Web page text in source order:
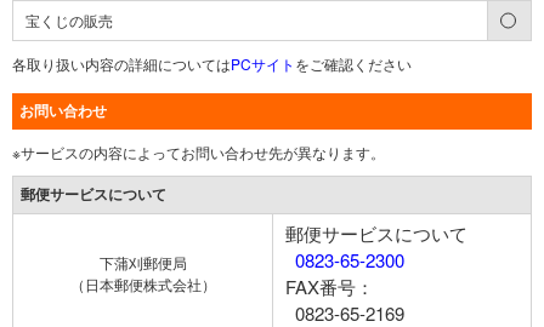
宝くじの販売
各取り扱い内容の詳細についてはPCサイト をご確認ください
お問い合わせ
※サービスの内容によってお問い合わせ先が異なります。
郵便サービスについて
下蒲刈郵便局
（日本郵便株式会社）
郵便サービスについて
0823-65-2300
FAX番号：
0823-65-2169